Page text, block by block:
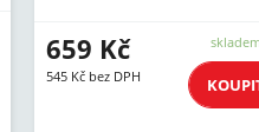
659 Kč
545 Kč bez DPH